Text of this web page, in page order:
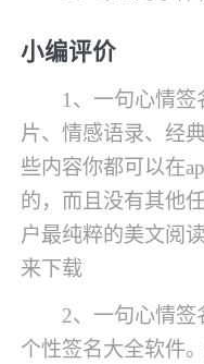
小编评价
1、一句心情签
片、情感语录、经
些内容你都可以在
的，而且没有其他
户最纯粹的美文阅
来下载
2、一句心情签
个性签名大全软件